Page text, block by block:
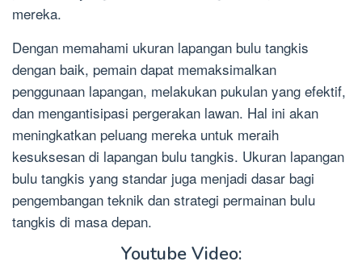
mereka.
Dengan memahami ukuran lapangan bulu tangkis
dengan baik, pemain dapat memaksimalkan
penggunaan lapangan, melakukan pukulan yang efektif,
dan mengantisipasi pergerakan lawan. Hal ini akan
meningkatkan peluang mereka untuk meraih
kesuksesan di lapangan bulu tangkis. Ukuran lapangan
bulu tangkis yang standar juga menjadi dasar bagi
pengembangan teknik dan strategi permainan bulu
tangkis di masa depan.
Youtube Video: